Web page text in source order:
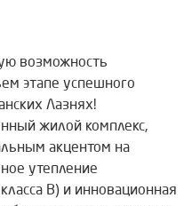
возможность
этапе успешного
Лазнях!
жилой комплекс,
акцентом на
утепление
B) и инновационная